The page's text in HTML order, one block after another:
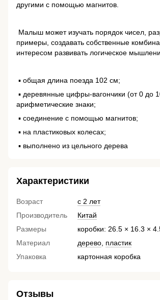
другими с помощью магнитов.
Малыш может изучать порядок чисел,
примеры, создавать собственные
интересом развивать логическое
▪️ общая длина поезда 102 см;
▪️ деревянные цифры-вагончики (от 0 до
арифметические знаки;
▪️ соединение с помощью магнитов;
▪️ на пластиковых колесах;
▪️ выполнено из цельного дерева
Характеристики
Возраст
с 2 лет
Производитель
Китай
Размеры
коробки: 26.5 × 16.3 ×
Материал
дерево пластик
Упаковка
картонная коробка
Отзывы